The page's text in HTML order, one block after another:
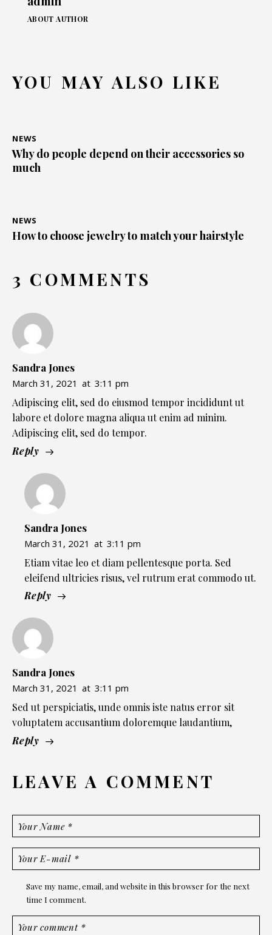
ABOUT AUTHOR
3 COMMENTS
Sandra Jones
March 31, 2021 at 3:11 pm
Adipiscing elit, sed do eiusmod tempor incididunt ut
labore et dolore magna aliqua ut enim ad minim.
Adipiscing elit, sed do tempor.
Reply
Sandra Jones
March 31, 2021 at 3:11 pm
Etiam vitae leo et diam pellentesque porta. Sed
eleifend ultricies risus, vel rutrum erat commodo ut.
Reply
Sandra Jones
March 31, 2021 at 3:11 pm
Sed ut perspiciatis, unde omnis iste natus error sit
voluptatem accusantium doloremque laudantium,
Reply
LEAVE A COMMENT
Save my name, email, and website in this browser for the next
time I comment.
YOU MAY ALSO LIKE
NEWS
Why do people depend on their accessories so
much
NEWS
How to choose jewelry to match your hairstyle